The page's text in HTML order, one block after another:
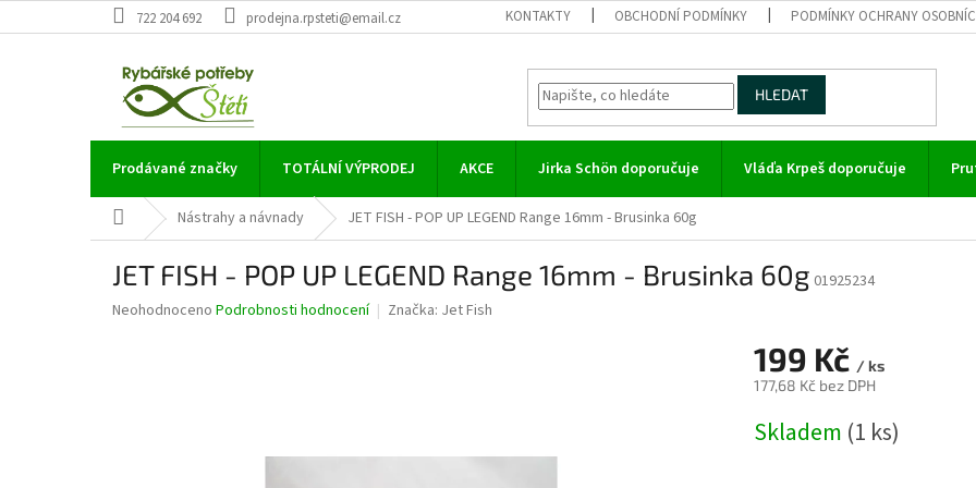
na
722 204 692 prodejna.rpsteti@email.cz KONTAKTY OBCHODNÍ PODMÍNKY PODMÍNKY OCHRANY
HLEDAT
Prodávané značky TOTÁLNÍ VÝPRODEJ AKCE Jirka Schön doporučuje Vláďa Krpeš doporučuje
Domů Nástrahy a návnady JET FISH - POP UP LEGEND Range 16mm - Brusinka 60g
JET FISH - POP UP LEGEND Range 16mm - Brusinka 60g 01925234
Průměrné
Neohodnoceno Podrobnosti hodnocení Značka: Jet Fish
199 Kč / ks
177,68 Kč bez DPH
cena:
Skladem (1 ks)